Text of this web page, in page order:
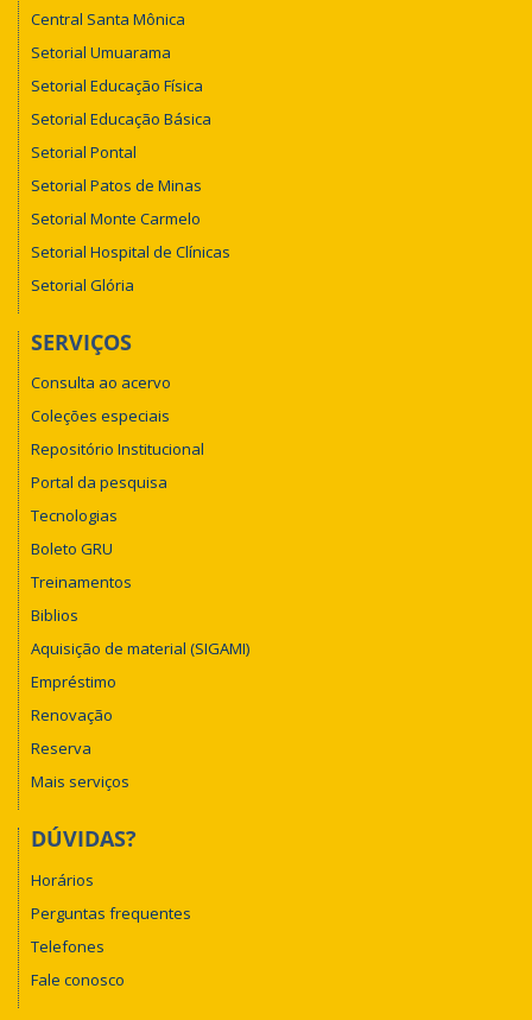
Central Santa Mônica
Setorial Umuarama
Setorial Educação Física
Setorial Educação Básica
Setorial Pontal
Setorial Patos de Minas
Setorial Monte Carmelo
Setorial Hospital de Clínicas
Setorial Glória
SERVIÇOS
Consulta ao acervo
Coleções especiais
Repositório Institucional
Portal da pesquisa
Tecnologias
Boleto GRU
Treinamentos
Biblios
Aquisição de material (SIGAMI)
Empréstimo
Renovação
Reserva
Mais serviços
DÚVIDAS?
Horários
Perguntas frequentes
Telefones
Fale conosco